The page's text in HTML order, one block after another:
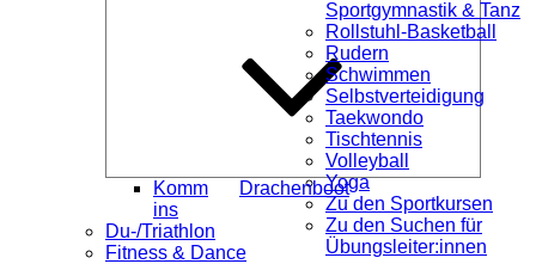
öffnen
Komm
ins
Drachenboot
Du-/Triathlon
Fitness & Dance
Sportgymnastik & Tanz
Rollstuhl-Basketball
Rudern
Schwimmen
Selbstverteidigung
Taekwondo
Tischtennis
Volleyball
Yoga
Zu den Sportkursen
Zu den Suchen für
Übungsleiter:innen